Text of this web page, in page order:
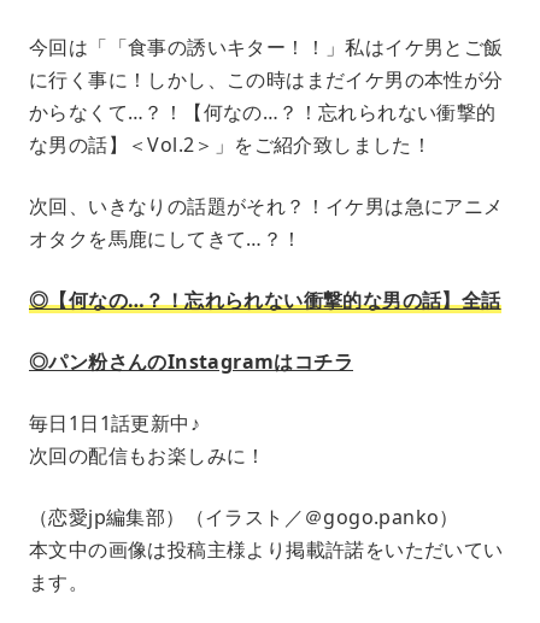
今回は「「食事の誘いキター！！」私はイケ男とご飯
に行く事に！しかし、この時はまだイケ男の本性が分
からなくて…？！【何なの…？！忘れられない衝撃的
な男の話】＜Vol.2＞」をご紹介致しました！
次回、いきなりの話題がそれ？！イケ男は急にアニメ
オタクを馬鹿にしてきて…？！
◎【何なの…？！忘れられない衝撃的な男の話】全話
◎パン粉さんのInstagramはコチラ
毎日1日1話更新中♪
次回の配信もお楽しみに！
（恋愛jp編集部）（イラスト／＠gogo.panko）
本文中の画像は投稿主様より掲載許諾をいただいてい
ます。